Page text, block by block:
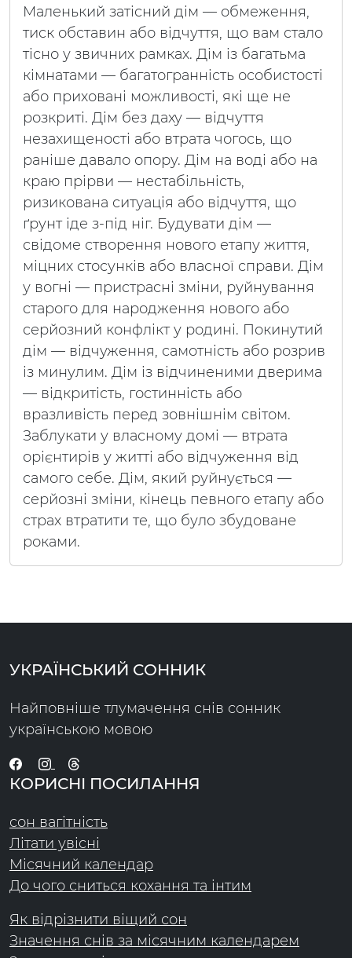
Маленький затісний дім — обмеження,
тиск обставин або відчуття, що вам стало
тісно у звичних рамках. Дім із багатьма
кімнатами — багатогранність особистості
або приховані можливості, які ще не
розкриті. Дім без даху — відчуття
незахищеності або втрата чогось, що
раніше давало опору. Дім на воді або на
краю прірви — нестабільність,
ризикована ситуація або відчуття, що
ґрунт іде з-під ніг. Будувати дім —
свідоме створення нового етапу життя,
міцних стосунків або власної справи. Дім
у вогні — пристрасні зміни, руйнування
старого для народження нового або
серйозний конфлікт у родині. Покинутий
дім — відчуження, самотність або розрив
із минулим. Дім із відчиненими дверима
— відкритість, гостинність або
вразливість перед зовнішнім світом.
Заблукати у власному домі — втрата
орієнтирів у житті або відчуження від
самого себе. Дім, який руйнується —
серйозні зміни, кінець певного етапу або
страх втратити те, що було збудоване
роками.
УКРАЇНСЬКИЙ СОННИК
Найповніше тлумачення снів сонник
українською мовою
КОРИСНІ ПОСИЛАННЯ
сон вагітність
Літати увісні
Місячний календар
До чого сниться кохання та інтим
Як відрізнити віщий сон
Значення снів за місячним календарем